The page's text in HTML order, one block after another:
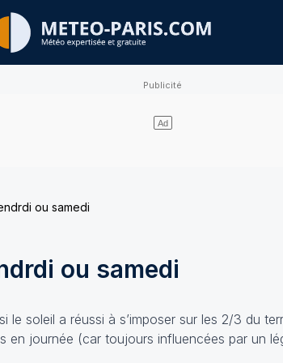
ou samedi
ou samedi
le soleil a réussi à s’imposer sur les 2/3 du
en journée (car toujours influencées par un